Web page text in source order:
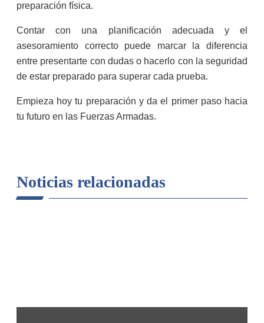
preparación física.
Contar con una planificación adecuada y el
asesoramiento correcto puede marcar la diferencia
entre presentarte con dudas o hacerlo con la seguridad
de estar preparado para superar cada prueba.
Empieza hoy tu preparación y da el primer paso hacia
tu futuro en las Fuerzas Armadas.
Noticias relacionadas